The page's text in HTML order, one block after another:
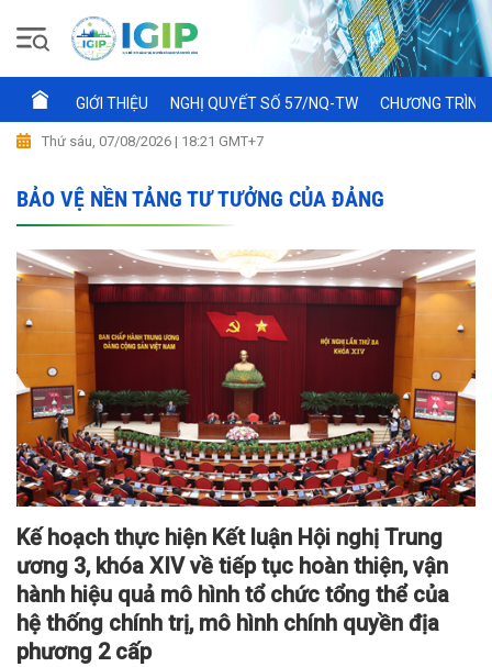
GIỚI THIỆU NGHỊ QUYẾT SỐ 57/NQ-TW CHƯƠNG
Thứ sáu, 07/08/2026 | 18:21 GMT+7
BẢO VỆ NỀN TẢNG TƯ TƯỞNG CỦA ĐẢNG
Kế hoạch thực hiện Kết luận Hội nghị Trung
ương 3, khóa XIV về tiếp tục hoàn thiện, vận
hành hiệu quả mô hình tổ chức tổng thể của
hệ thống chính trị, mô hình chính quyền địa
phương 2 cấp